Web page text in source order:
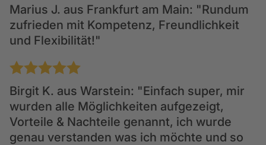
Marius J. aus Frankfurt am Main: "Rundum
zufrieden mit Kompetenz, Freundlichkeit
und Flexibilität!"
1 2 3 4 5
Birgit K. aus Warstein: "Einfach super, mir
wurden alle Möglichkeiten aufgezeigt,
Vorteile & Nachteile genannt, ich wurde
genau verstanden was ich möchte und so